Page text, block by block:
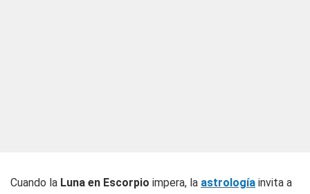
Cuando la Luna en Escorpio impera, la astrología invita a